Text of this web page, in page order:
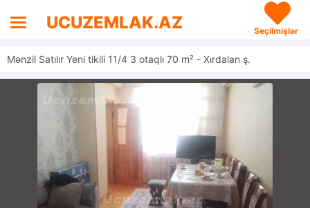
UCUZEMLAK.AZ Seçilmişlər
Mənzil Satılır Yeni tikili 11/4 3 otaqlı 70 m² - Xırdalan ş.